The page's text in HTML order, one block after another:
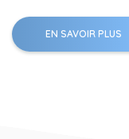
EN SAVOIR PLUS